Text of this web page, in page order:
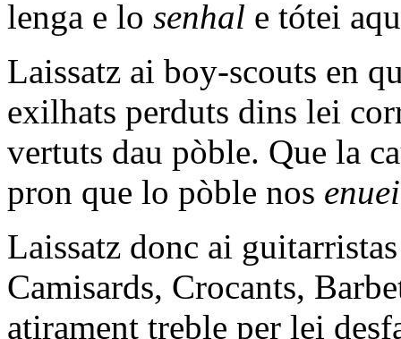
lenga e lo senhal e tótei
Laissatz ai boy-scouts en
exilhats perduts dins lei
vertuts dau pòble. Que la
pron que lo pòble nos
Laissatz donc ai
Camisards, Crocants,
atirament treble per lei